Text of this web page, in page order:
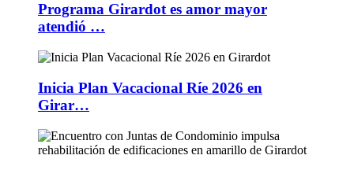
Programa Girardot es amor mayor
atendió …
Inicia Plan Vacacional Ríe 2026 en
Girar…